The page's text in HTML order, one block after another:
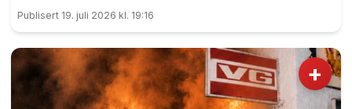
blide og hjelpsomme sommervikarer som mer
enn gjerne guider deg.
Publisert 19. juli 2026 kl. 19:16
+